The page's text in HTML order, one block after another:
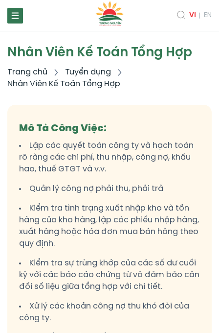
VI EN
Nhân Viên Kế Toán Tổng Hợp
Trang chủ
Tuyển dụng
Nhân Viên Kế Toán Tổng Hợp
Mô Tả Công Việc:
Lập các quyết toán công ty và hạch toán
rõ ràng các chi phí, thu nhập, công nợ, khấu
hao, thuế GTGT và v.v.
Quản lý công nợ phải thu, phải trả
Kiểm tra tình trạng xuất nhập kho và tồn
hàng của kho hàng, lập các phiếu nhập hàng,
xuất hàng hoặc hóa đơn mua bán hàng theo
quy định.
Kiểm tra sự trùng khớp của các số dư cuối
kỳ với các báo cáo chứng từ và đảm bảo cân
đối số liệu giữa tổng hợp với chi tiết.
Xử lý các khoản công nợ thu khó đòi của
công ty.